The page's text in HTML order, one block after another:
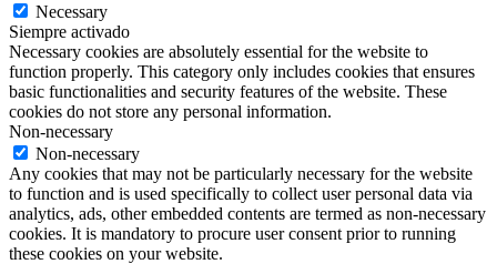
Necessary
Siempre activado
Necessary cookies are absolutely essential for the website to
function properly. This category only includes cookies that ensures
basic functionalities and security features of the website. These
cookies do not store any personal information.
Non-necessary
Non-necessary
Any cookies that may not be particularly necessary for the website
to function and is used specifically to collect user personal data via
analytics, ads, other embedded contents are termed as non-necessary
cookies. It is mandatory to procure user consent prior to running
these cookies on your website.